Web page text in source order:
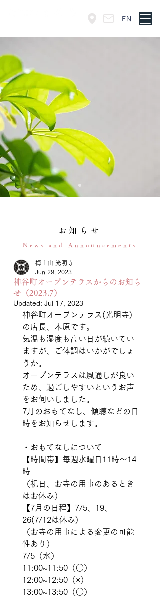
EN
お知らせ
News and Announcements
神谷町オープンテラスからのお知ら
せ（2023.7）
梅上山 光明寺
Jun 29, 2023
Updated: Jul 17, 2023
神谷町オープンテラス(光明寺)
の店長、木原です。
気温も湿度も高い日が続いてい
ますが、ご体調はいかがでしょ
うか。
オープンテラスは風通しが良い
ため、過ごしやすいというお声
をお伺いしました。
7月のおもてなし、傾聴などの日
時をお知らせします。
・おもてなしについて
【時間帯】毎週水曜日11時〜14
時
（祝日、お寺の用事のあるとき
はお休み）
【7月の日程】7/5、19、
26(7/12は休み)
（お寺の用事による変更の可能
性あり）
7/5（水）
11:00~11:50（○）
12:00~12:50（×）
13:00~13:50（○）